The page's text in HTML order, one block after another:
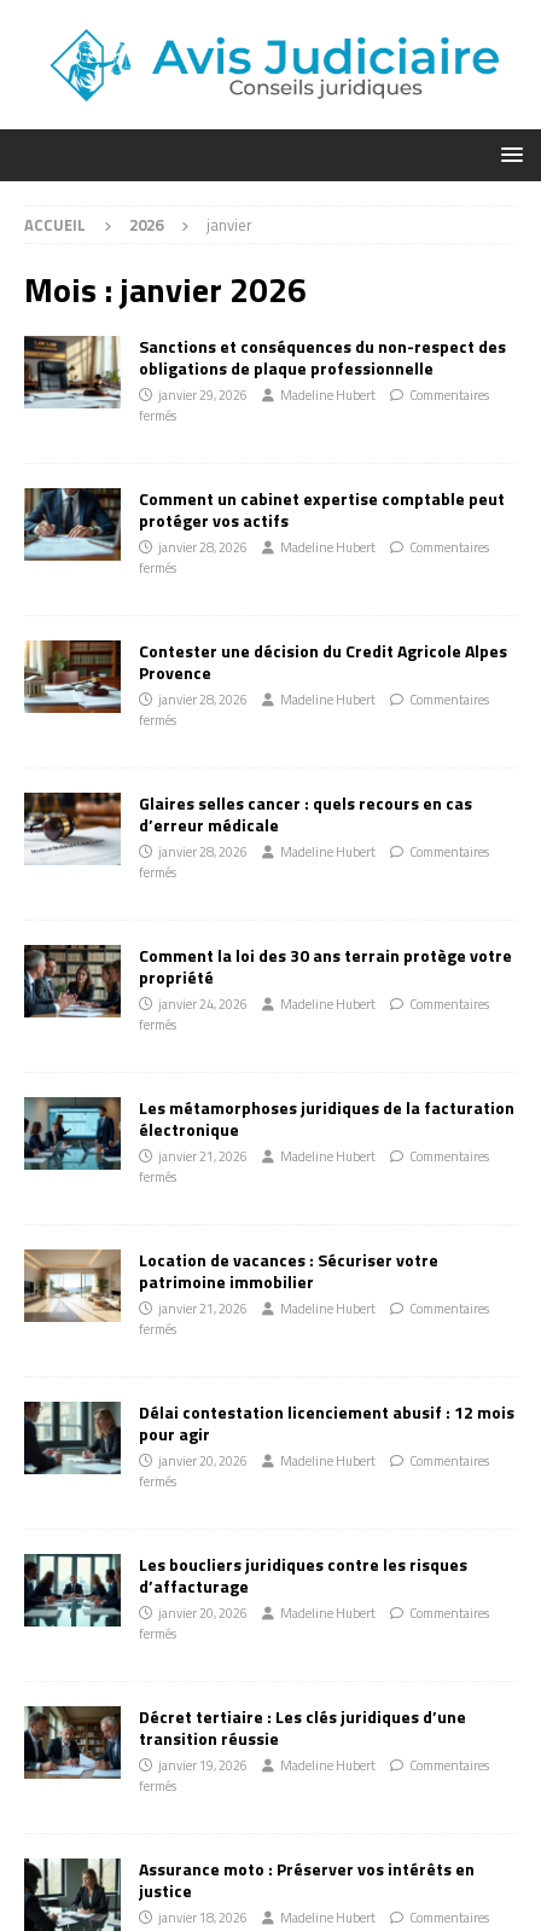
ACCUEIL 2026 janvier
Mois :janvier 2026
Sanctions et conséquences du non-respect des
obligations de plaque professionnelle
janvier 29, 2026 Madeline Hubert
Commentaires
fermés
Comment un cabinet expertise comptable peut
protéger vos actifs
janvier 28, 2026 Madeline Hubert
Commentaires
fermés
Contester une décision du Credit Agricole Alpes
Provence
janvier 28, 2026 Madeline Hubert
Commentaires
fermés
Glaires selles cancer : quels recours en cas
d’erreur médicale
janvier 28, 2026 Madeline Hubert
Commentaires
fermés
Comment la loi des 30 ans terrain protège votre
propriété
janvier 24, 2026 Madeline Hubert
Commentaires
fermés
Les métamorphoses juridiques de la facturation
électronique
janvier 21, 2026 Madeline Hubert
Commentaires
fermés
Location de vacances : Sécuriser votre
patrimoine immobilier
janvier 21, 2026 Madeline Hubert
Commentaires
fermés
Délai contestation licenciement abusif : 12 mois
pour agir
janvier 20, 2026 Madeline Hubert
Commentaires
fermés
Les boucliers juridiques contre les risques
d’affacturage
janvier 20, 2026 Madeline Hubert
Commentaires
fermés
Décret tertiaire : Les clés juridiques d’une
transition réussie
janvier 19, 2026 Madeline Hubert
Commentaires
fermés
Assurance moto : Préserver vos intérêts en
justice
janvier 18, 2026 Madeline Hubert
Commentaires